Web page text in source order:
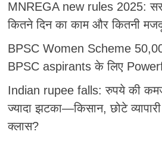
MNREGA new rules 2025:
कितने दिन का काम और कितनी
BPSC Women Scheme
BPSC aspirants के लिए
Indian rupee falls: रुपये की
ज्यादा झटका—किसान, छोटे
क्लास?